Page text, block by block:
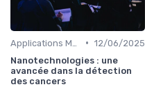
• 12/06/2025
Nanotechnologies : une
avancée dans la détection
des cancers